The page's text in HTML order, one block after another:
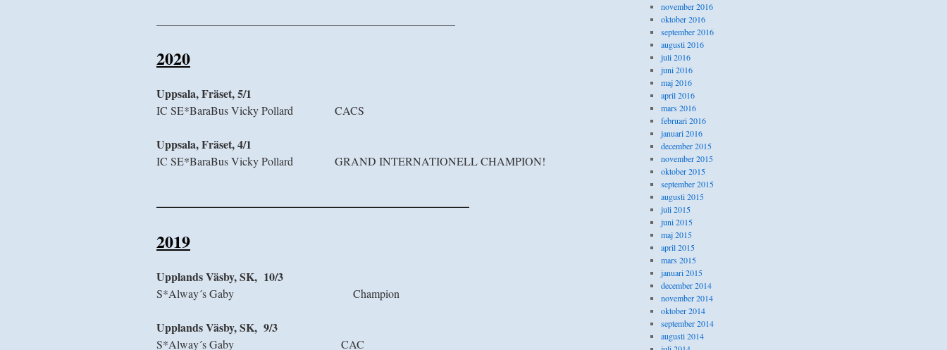
2020
Uppsala, Fräset, 5/1
IC SE*BaraBus Vicky Pollard CACS
Uppsala, Fräset, 4/1
IC SE*BaraBus Vicky Pollard GRAND INTERNATIONELL CHAMPION!
2019
Upplands Väsby, SK, 10/3
S*Alway´s Gaby Champion
Upplands Väsby, SK, 9/3
S*Alway´s Gaby CAC
november 2016
oktober 2016
september 2016
augusti 2016
juli 2016
juni 2016
maj 2016
april 2016
mars 2016
februari 2016
januari 2016
december 2015
november 2015
oktober 2015
september 2015
augusti 2015
juli 2015
juni 2015
maj 2015
april 2015
mars 2015
januari 2015
december 2014
november 2014
oktober 2014
september 2014
augusti 2014